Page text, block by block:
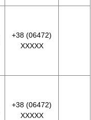
+38 (06472)
XXXXX
+38 (06472)
XXXXX